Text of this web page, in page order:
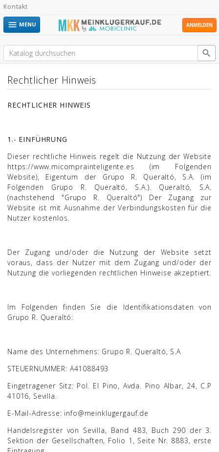
Kontakt
 MENU ANMELDEN

Rechtlicher Hinweis
RECHTLICHER HINWEIS
1.- EINFÜHRUNG
Dieser rechtliche Hinweis regelt die Nutzung der Website
https://www.micomprainteligente.es (im Folgenden
Website), Eigentum der Grupo R. Queraltó, S.A. (im
Folgenden Grupo R. Queraltó, S.A.). Queraltó, S.A.
(nachstehend "Grupo R. Queraltó") Der Zugang zur
Website ist mit Ausnahme der Verbindungskosten für die
Nutzer kostenlos.
Der Zugang und/oder die Nutzung der Website setzt
voraus, dass der Nutzer mit dem Zugang und/oder der
Nutzung die vorliegenden rechtlichen Hinweise akzeptiert.
Im Folgenden finden Sie die Identifikationsdaten von
Grupo R. Queraltó:
Name des Unternehmens: Grupo R. Queraltó, S.A
STEUERNUMMER: A41088493
Eingetragener Sitz: Pol. El Pino, Avda. Pino Albar, 24, C.P
41016, Sevilla.
E-Mail-Adresse: info@meinklugergauf.de
Handelsregister von Sevilla, Band 483, Buch 290 der 3.
Sektion der Gesellschaften, Folio 1, Seite Nr. 8883, erste